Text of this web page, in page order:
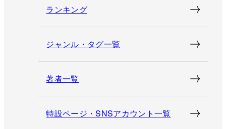
ランキング
ジャンル・タグ一覧
著者一覧
特設ページ・SNSアカウント一覧